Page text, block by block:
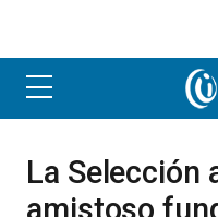
La Selección
amistoso